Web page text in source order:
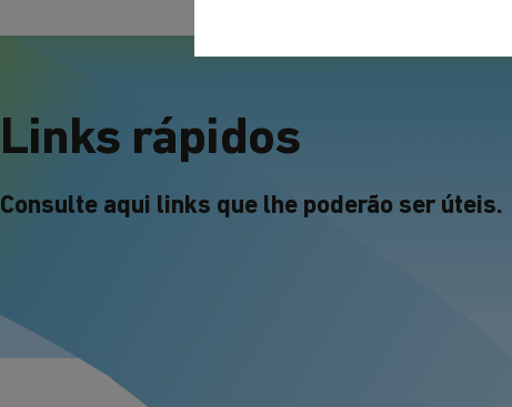
Links rápidos
Consulte aqui links que lhe poderão ser úteis.